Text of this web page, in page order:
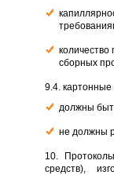
сборных
9.4. картонные
должны
не должны
10.
средств),